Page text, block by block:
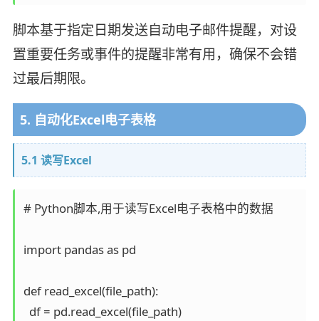
脚本基于指定日期发送自动电子邮件提醒，对设
置重要任务或事件的提醒非常有用，确保不会错
过最后期限。
5. 自动化Excel电子表格
5.1 读写Excel
# Python脚本,用于读写Excel电子表格中的数据
import pandas as pd
def read_excel(file_path):
  df = pd.read_excel(file_path)